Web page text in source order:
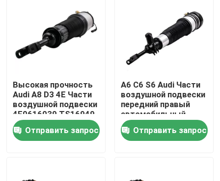
Экскурсия по заводу
Контроль качества
Свяжитесь с нами
Новости
Высокая прочность
Audi A8 D3 4E Части
воздушной подвески
4E0616039 TS16949
Сертификат
Отправить запрос
A6 C6 S6 Audi Части
воздушной подвески
передний правый
автомобильный
амортизатор ударов
4F0616040
Отправить запрос